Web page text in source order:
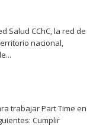
Salud CChC, la red de
nacional,
trabajar Part Time en
Cumplir